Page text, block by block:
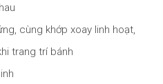
cùng khớp xoay linh hoạt,
trang trí bánh